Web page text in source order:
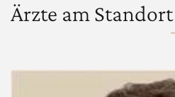
Ärzte am